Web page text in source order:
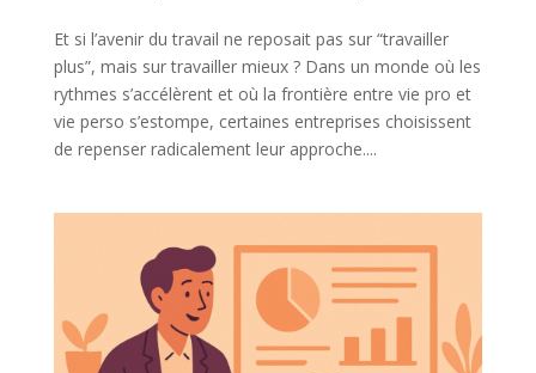
Et si l’avenir du travail ne reposait pas sur “travailler
plus”, mais sur travailler mieux ? Dans un monde où les
rythmes s’accélèrent et où la frontière entre vie pro et
vie perso s’estompe, certaines entreprises choisissent
de repenser radicalement leur approche....